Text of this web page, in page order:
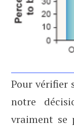
Pour vérifier
notre
vraiment se